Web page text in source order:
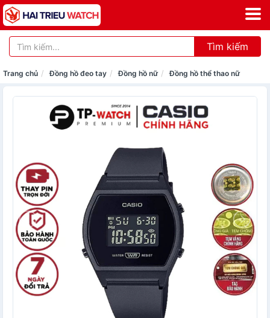
Tìm kiếm
Trang chủ Đồng hồ đeo tay Đồng hồ nữ Đồng hồ thể thao nữ